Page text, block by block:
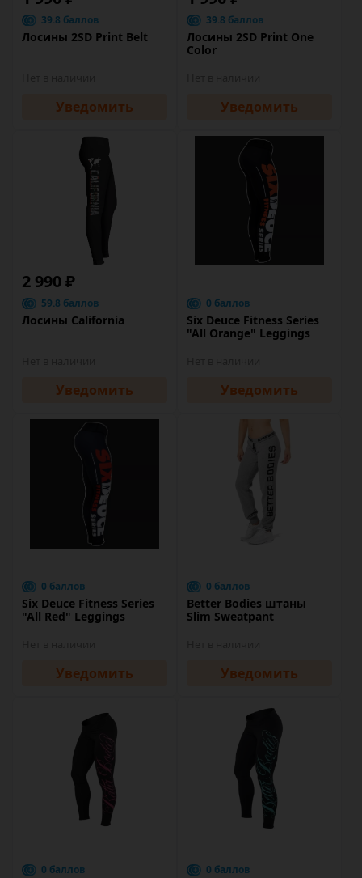
39.8 баллов
Лосины 2SD Print Belt
Уведомить
39.8 баллов
Лосины 2SD Print One
Color
Уведомить
2 990 ₽
59.8 баллов
Лосины California
Уведомить
0 баллов
Six Deuce Fitness Series
"All Orange" Leggings
Уведомить
0 баллов
Six Deuce Fitness Series
"All Red" Leggings
Уведомить
0 баллов
Better Bodies штаны
Slim Sweatpant
Уведомить
0 баллов 0 баллов